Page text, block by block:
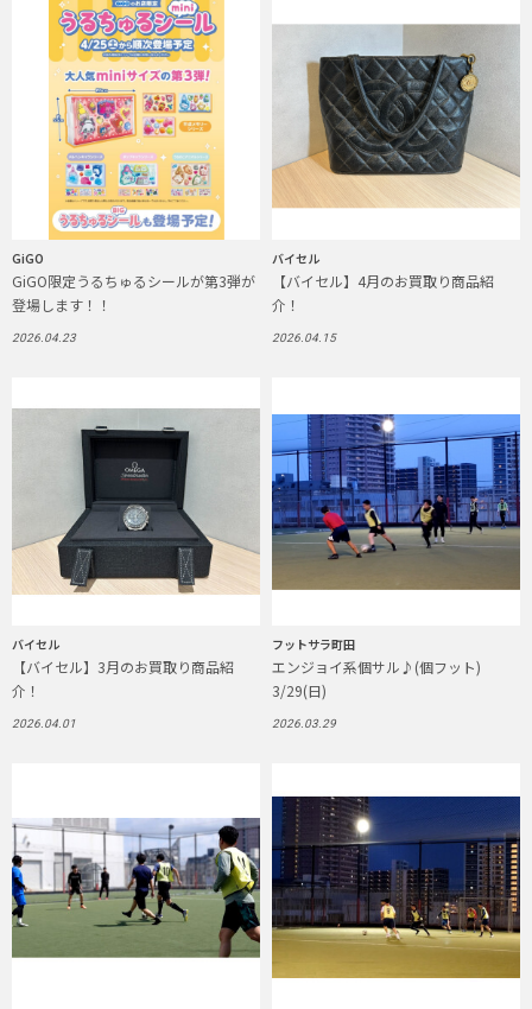
GiGO
GiGO限定うるちゅるシールが第3弾が
登場します！！
2026.04.23
バイセル
【バイセル】4月のお買取り商品紹
介！
2026.04.15
バイセル
【バイセル】3月のお買取り商品紹
介！
2026.04.01
フットサラ町田
エンジョイ系個サル♪(個フット)
3/29(日)
2026.03.29